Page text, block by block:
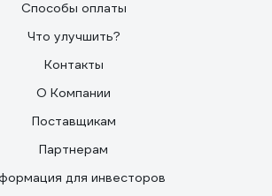
Способы оплаты
Что улучшить?
Контакты
О Компании
Поставщикам
Партнерам
для инвесторов